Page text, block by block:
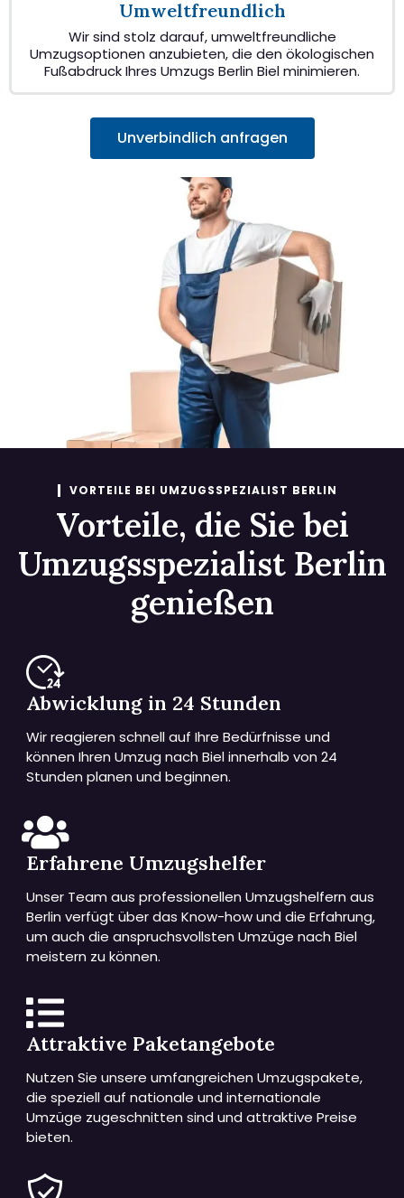
Umweltfreundlich
Wir sind stolz darauf, umweltfreundliche
Umzugsoptionen anzubieten, die den ökologischen
Fußabdruck Ihres Umzugs Berlin Biel minimieren.
Unverbindlich anfragen
VORTEILE BEI UMZUGSSPEZIALIST BERLIN
Vorteile, die Sie bei
Umzugsspezialist Berlin
genießen
Abwicklung in 24 Stunden
Wir reagieren schnell auf Ihre Bedürfnisse und
können Ihren Umzug nach Biel innerhalb von 24
Stunden planen und beginnen.
Erfahrene Umzugshelfer
Unser Team aus professionellen Umzugshelfern aus
Berlin verfügt über das Know-how und die Erfahrung,
um auch die anspruchsvollsten Umzüge nach Biel
meistern zu können.
Attraktive Paketangebote
Nutzen Sie unsere umfangreichen Umzugspakete,
die speziell auf nationale und internationale
Umzüge zugeschnitten sind und attraktive Preise
bieten.